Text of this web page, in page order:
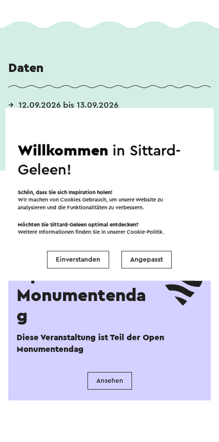
Daten
12.09.2026 bis 13.09.2026
Open
Monumentenda
g
Diese Veranstaltung ist Teil der Open
Monumentendag
Ansehen
Willkommen in Sittard-
Geleen!
Schön, dass Sie sich Inspiration holen!
Wir machen von Cookies Gebrauch, um unsere Website zu
analysieren und die Funktionalitäten zu verbessern.
Möchten Sie Sittard-Geleen optimal entdecken?
Weitere Informationen finden Sie in unsererCookie-Politik.
Einverstanden Angepasst